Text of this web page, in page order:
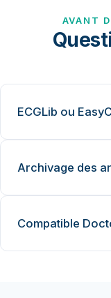
AVANT
ECGLib ou
Archivage des
Compatible